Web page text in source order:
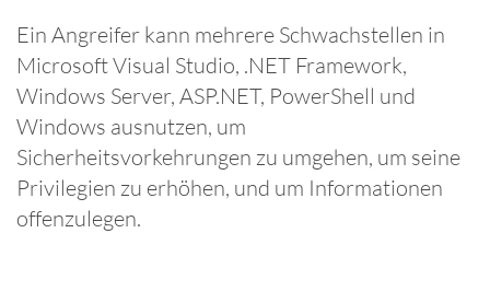
Ein Angreifer kann mehrere Schwachstellen in
Microsoft Visual Studio, .NET Framework,
Windows Server, ASP.NET, PowerShell und
Windows ausnutzen, um
Sicherheitsvorkehrungen zu umgehen, um seine
Privilegien zu erhöhen, und um Informationen
offenzulegen.